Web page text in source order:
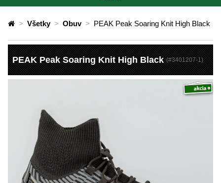
> Všetky > Obuv > PEAK Peak Soaring Knit High Black
PEAK Peak Soaring Knit High Black (#3401207-1)